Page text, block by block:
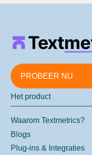
PROBEER NU
Het product
Waarom Textmetrics?
Blogs
Plug-ins & Integraties